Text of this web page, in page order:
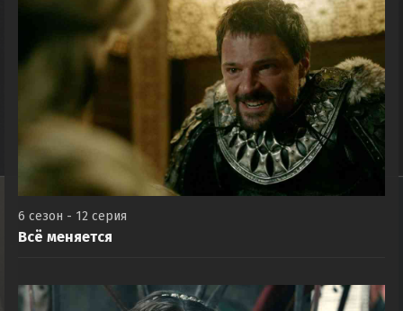
6 сезон - 12 серия
Всё меняется